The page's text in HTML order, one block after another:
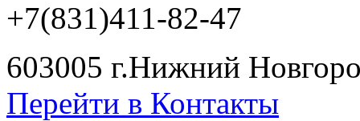
+7(831)411-82-47
603005 г.Нижний
Перейти в Контакты